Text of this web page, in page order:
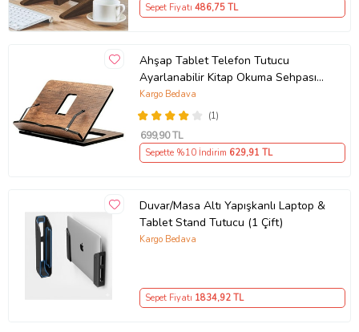
Sepet Fiyatı 486,75 TL
Ahşap Tablet Telefon Tutucu
Ayarlanabilir Kitap Okuma Sehpası
Standı Rahle
(1)
Kargo Bedava
699,90 TL
Sepette %10 İndirim 629,91 TL
Duvar/Masa Altı Yapışkanlı Laptop &
Tablet Stand Tutucu (1 Çift)
Kargo Bedava
Sepet Fiyatı 1834,92 TL